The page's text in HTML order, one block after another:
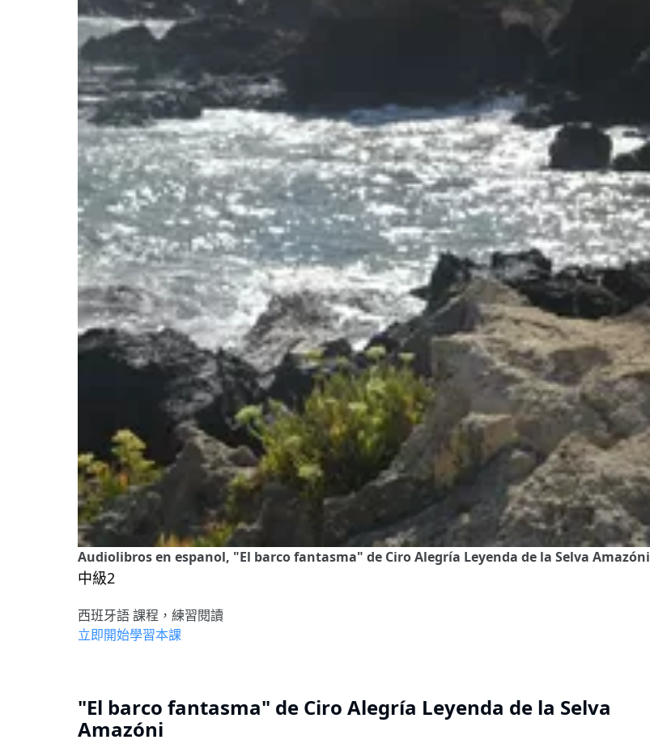
Audiolibros en espanol, "El barco fantasma" de Ciro Alegría Leyenda de la Selva Amazóni
中級2
西班牙語 課程，練習閱讀
立即開始學習本課
"El barco fantasma" de Ciro Alegría Leyenda de la Selva
Amazóni